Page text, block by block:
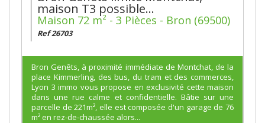
maison T3 possible...
Maison 72 m² - 3 Pièces - Bron (69500)
Ref 26703
Bron Genêts, à proximité immédiate de Montchat, de la
place Kimmerling, des bus, du tram et des commerces,
Lyon 3 immo vous propose en exclusivité cette maison
dans une rue calme et confidentielle. Bâtie sur une
parcelle de 221m², elle est composée d'un garage de 76
m² en rez-de-chaussée alors...